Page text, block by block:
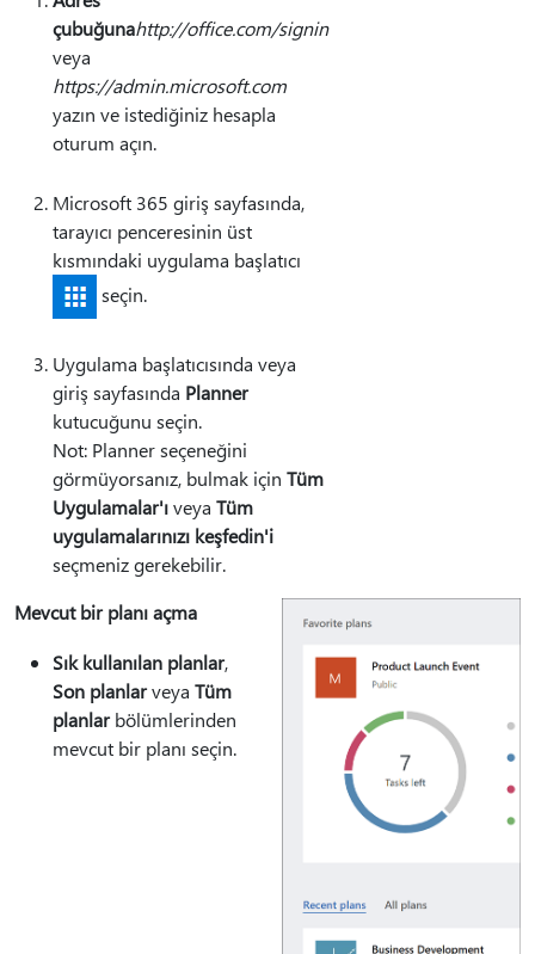
çubuğunahttp://office.com/signin
veya
https://admin.microsoft.com
yazın ve istediğiniz hesapla
oturum açın.
Microsoft 365 giriş sayfasında,
tarayıcı penceresinin üst
kısmındaki uygulama başlatıcı
seçin.
Uygulama başlatıcısında veya
giriş sayfasında Planner
kutucuğunu seçin.
Not: Planner seçeneğini
görmüyorsanız, bulmak için Tüm
Uygulamalar'ıveya Tüm
uygulamalarınızı keşfedin'i
seçmeniz gerekebilir.
Mevcut bir planı açma
Sık kullanılan planlar,
Son planlarveya Tüm
planlarbölümlerinden
mevcut bir planı seçin.